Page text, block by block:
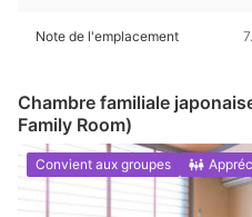
Note de l'emplacement
Chambre familiale
Family Room)
Convient aux groupes